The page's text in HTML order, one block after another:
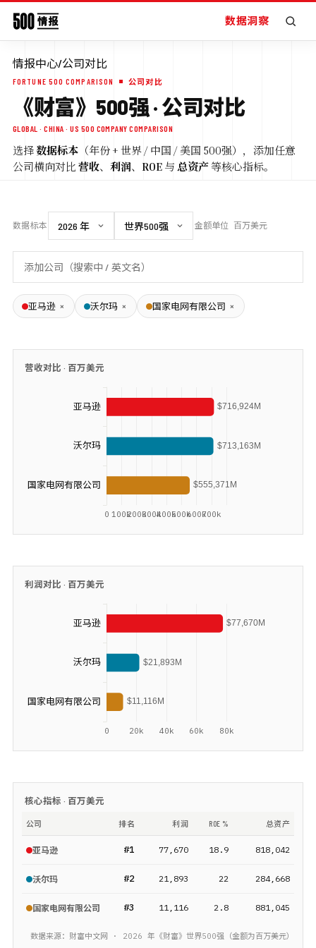
数据洞察
情报中心/公司对比
FORTUNE 500 COMPARISON 公司对比
《财富》500强 · 公司对比
GLOBAL · CHINA · US 500 COMPANY COMPARISON
选择 数据标本 （年份 + 世界 / 中国 / 美国 500强），添加任意
公司横向对比 营收、 利润、 ROE 与 总资产等核心指标。
数据标本 金额单位 百万美元
亚马逊 × 沃尔玛 × 国家电网有限公司 ×
营收对比 · 百万美元
利润对比 · 百万美元
核心指标 · 百万美元
公司 排名 利润 ROE % 总资产
亚马逊 #1 77,670 18.9 818,042
沃尔玛 #2 21,893 22 284,668
国家电网有限公司 #3 11,116 2.8 881,045
数据来源：财富中文网 · 2026 年《财富》 世界500强 （金额为百万美元）